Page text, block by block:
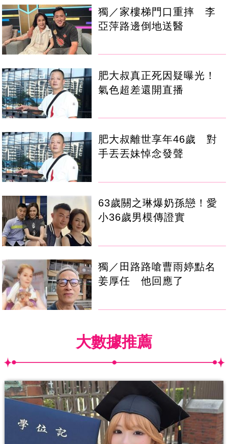
獨／家樓梯門口重摔 李
亞萍路邊倒地送醫
肥大叔真正死因疑曝光！
氣色超差還開直播
肥大叔離世享年46歲 對
手丟丟妹悼念發聲
63歲關之琳爆奶孫戀！愛
小36歲男模傳證實
獨／田路路嗆曹雨婷點名
姜厚任 他回應了
大數據推薦